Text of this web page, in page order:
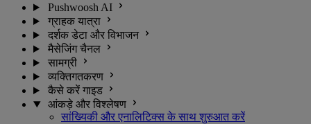
Pushwoosh AI
ग्राहक यात्रा
दर्शक डेटा और विभाजन
मैसेजिंग चैनल
सामग्री
व्यक्तिगतकरण
कैसे करें गाइड
आंकड़े और विश्लेषण
सांख्यिकी और एनालिटिक्स के साथ शुरुआत करें